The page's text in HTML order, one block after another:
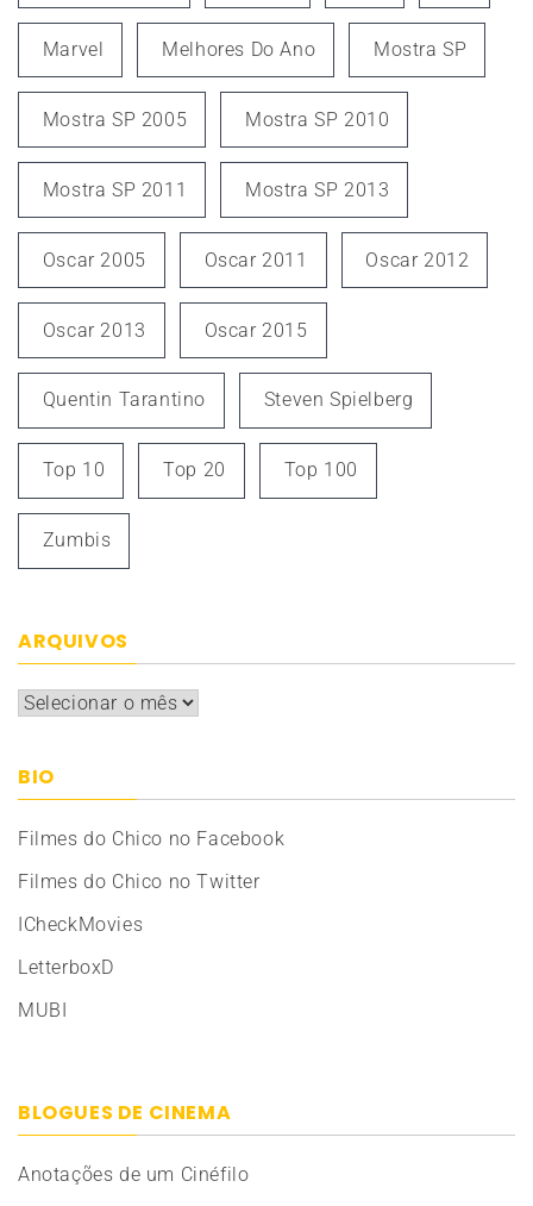
Marvel Melhores Do Ano Mostra SP
Mostra SP 2005 Mostra SP 2010
Mostra SP 2011 Mostra SP 2013
Oscar 2005 Oscar 2011 Oscar 2012
Oscar 2013 Oscar 2015
Quentin Tarantino Steven Spielberg
Top 10 Top 20 Top 100
Zumbis
ARQUIVOS
Arquivos
BIO
Filmes do Chico no Facebook
Filmes do Chico no Twitter
ICheckMovies
LetterboxD
MUBI
BLOGUES DE CINEMA
Anotações de um Cinéfilo